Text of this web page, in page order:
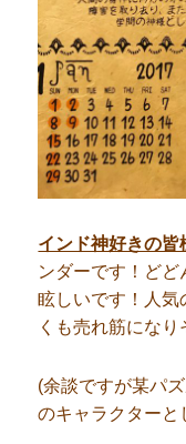
インド神好きの
ンダーです！ど
眩しいです！人気
くも売れ筋にな
(余談ですが某パ
のキャラクターと